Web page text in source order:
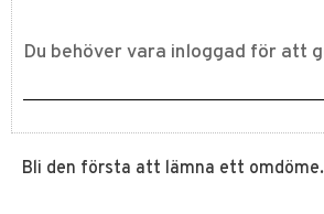
Bli den första att lämna ett omdöme.